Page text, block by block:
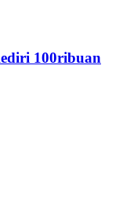
100ribuan